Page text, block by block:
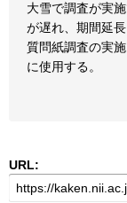
大雪で調査が実
が遅れ、期間延長
質問紙調査の実
に使用する。
URL: